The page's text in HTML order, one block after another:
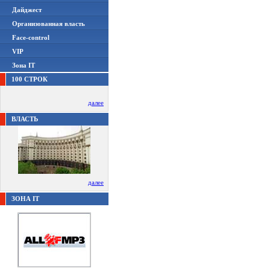
Дайджест
Организованная власть
Face-control
VIP
Зона IT
100 СТРОК
далее
ВЛАСТЬ
далее
ЗОНА IT